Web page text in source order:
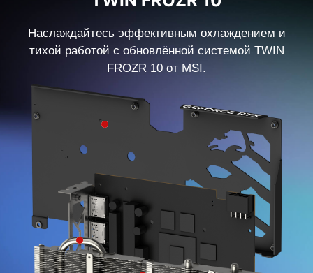
Наслаждайтесь эффективным охлаждением и
тихой работой с обновлённой системой TWIN
FROZR 10 от MSI.